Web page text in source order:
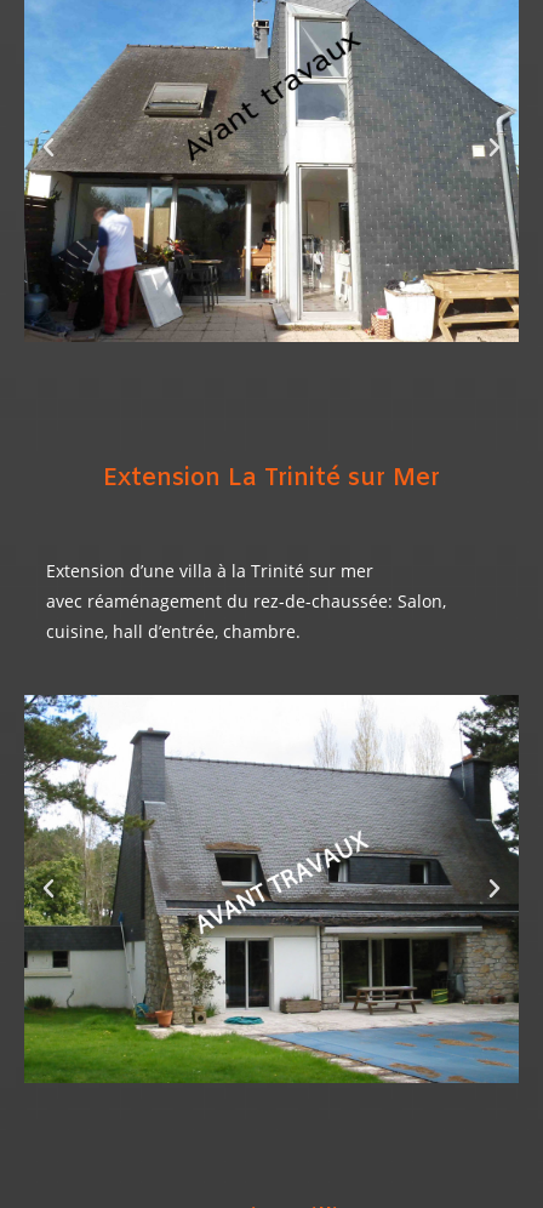
Extension La Trinité sur Mer
Extension d’une villa à la Trinité sur mer
avec réaménagement du rez-de-chaussée: Salon,
cuisine, hall d’entrée, chambre.